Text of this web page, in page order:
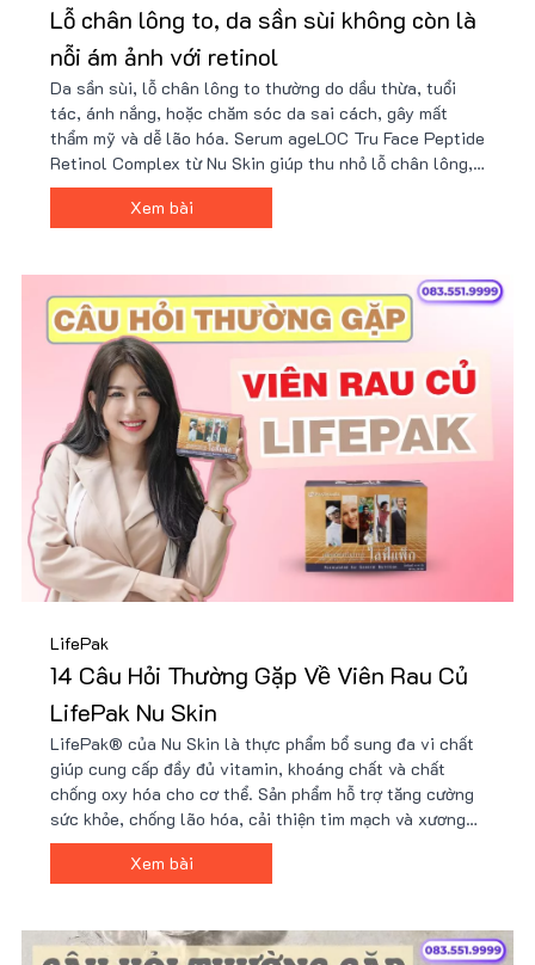
Lỗ chân lông to, da sần sùi không còn là
nỗi ám ảnh với retinol
Da sần sùi, lỗ chân lông to thường do dầu thừa, tuổi
tác, ánh nắng, hoặc chăm sóc da sai cách, gây mất
thẩm mỹ và dễ lão hóa. Serum ageLOC Tru Face Peptide
Retinol Complex từ Nu Skin giúp thu nhỏ lỗ chân lông,
cải thiện kết cấu da và tăng độ đàn hồi nhờ công nghệ
peptide và retinol tiên tiến. Nhận ưu đãi từ Nu88 ngay!
Xem bài
LifePak
14 Câu Hỏi Thường Gặp Về Viên Rau Củ
LifePak Nu Skin
LifePak® của Nu Skin là thực phẩm bổ sung đa vi chất
giúp cung cấp đầy đủ vitamin, khoáng chất và chất
chống oxy hóa cho cơ thể. Sản phẩm hỗ trợ tăng cường
sức khỏe, chống lão hóa, cải thiện tim mạch và xương
khớp. Với công thức hơn 40 thành phần tự nhiên,
LifePak là lựa chọn lý tưởng cho sức khỏe toàn diện.
Xem bài